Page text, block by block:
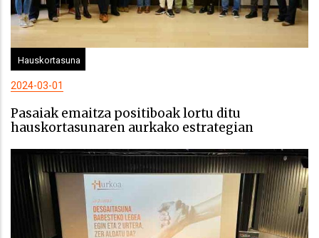
Hauskortasuna
2024-03-01
Pasaiak emaitza positiboak lortu ditu
hauskortasunaren aurkako estrategian